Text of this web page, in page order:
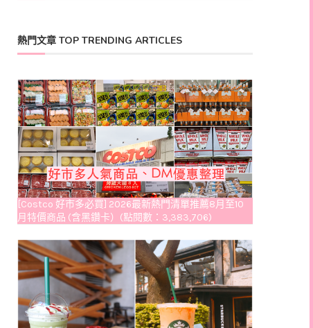
熱門文章 TOP TRENDING ARTICLES
[Costco 好市多必買] 2026最新熱門清單推薦8月至10
月特價商品 (含黑鑽卡）(點閱數：3,383,706)